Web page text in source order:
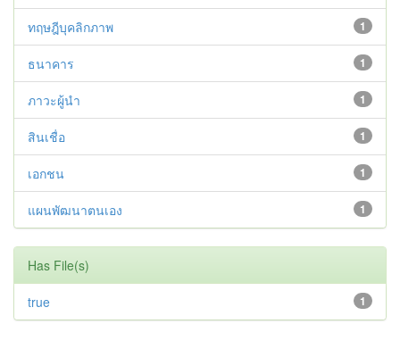
1
ทฤษฎีบุคลิกภาพ
1
ธนาคาร
1
ภาวะผู้นำ
1
สินเชื่อ
1
เอกชน
1
แผนพัฒนาตนเอง
Has File(s)
1
true